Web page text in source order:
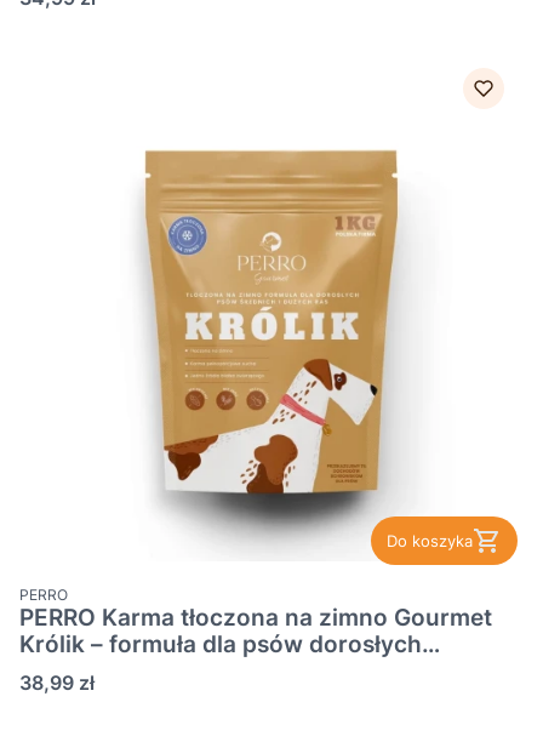
Do koszyka
PRODUCENT
PERRO
PERRO Karma tłoczona na zimno Gourmet
Królik – formuła dla psów dorosłych
średnich i dużych ras 1kg
Cena
38,99 zł